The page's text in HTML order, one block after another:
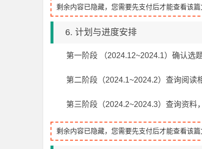
剩余内容已隐藏，您需要先支付后才能查看该篇
6. 计划与进度安排
第一阶段 （2024.12~2024.1）确认选
第二阶段（2024.1~2024.2）查询阅读
第三阶段（2024.2~2024.3）查询资料
剩余内容已隐藏，您需要先支付后才能查看该篇